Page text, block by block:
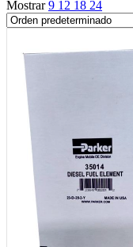
Mostrar9 12 18 24